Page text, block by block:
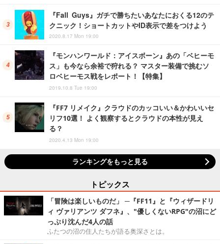
『Fall Guys』ガチで勝ちたいあなたにおくる12のテ
クニック！ショートカットやID表示で差をつけよう
2020.8.17 Mon 19:00
『モンハンワールド：アイスボーン』あの「ベヒーモ
ス」も今なら余裕で狩れる？ マスター装備で挑むソ
ロベヒーモス戦をレポート！【特集】
2019.10.8 Tue 19:00
『FF7 リメイク』クラウドのカッコいい＆かわいいセ
リフ10選！ よく観察するとクラウドの本性が見え
る？
2020.4.13 Mon 19:00
ランキングをもっと見る
トピックス
「冒険は楽しいものだ」 ─『FF11』と『ウィザードリ
ィ ヴァリアンツ ダフネ』、"優しくないRPG"の沼にど
っぷり沈んだ4人の話
ふたつの沼の住人たちが語る奥深さとは。